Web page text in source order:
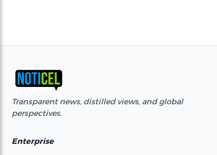
Transparent news, distilled views, and global
perspectives.
Enterprise